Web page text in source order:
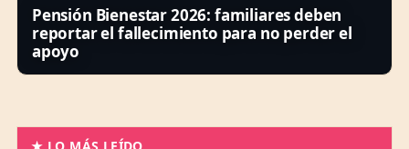
Pensión Bienestar 2026: familiares deben
reportar el fallecimiento para no perder el
apoyo